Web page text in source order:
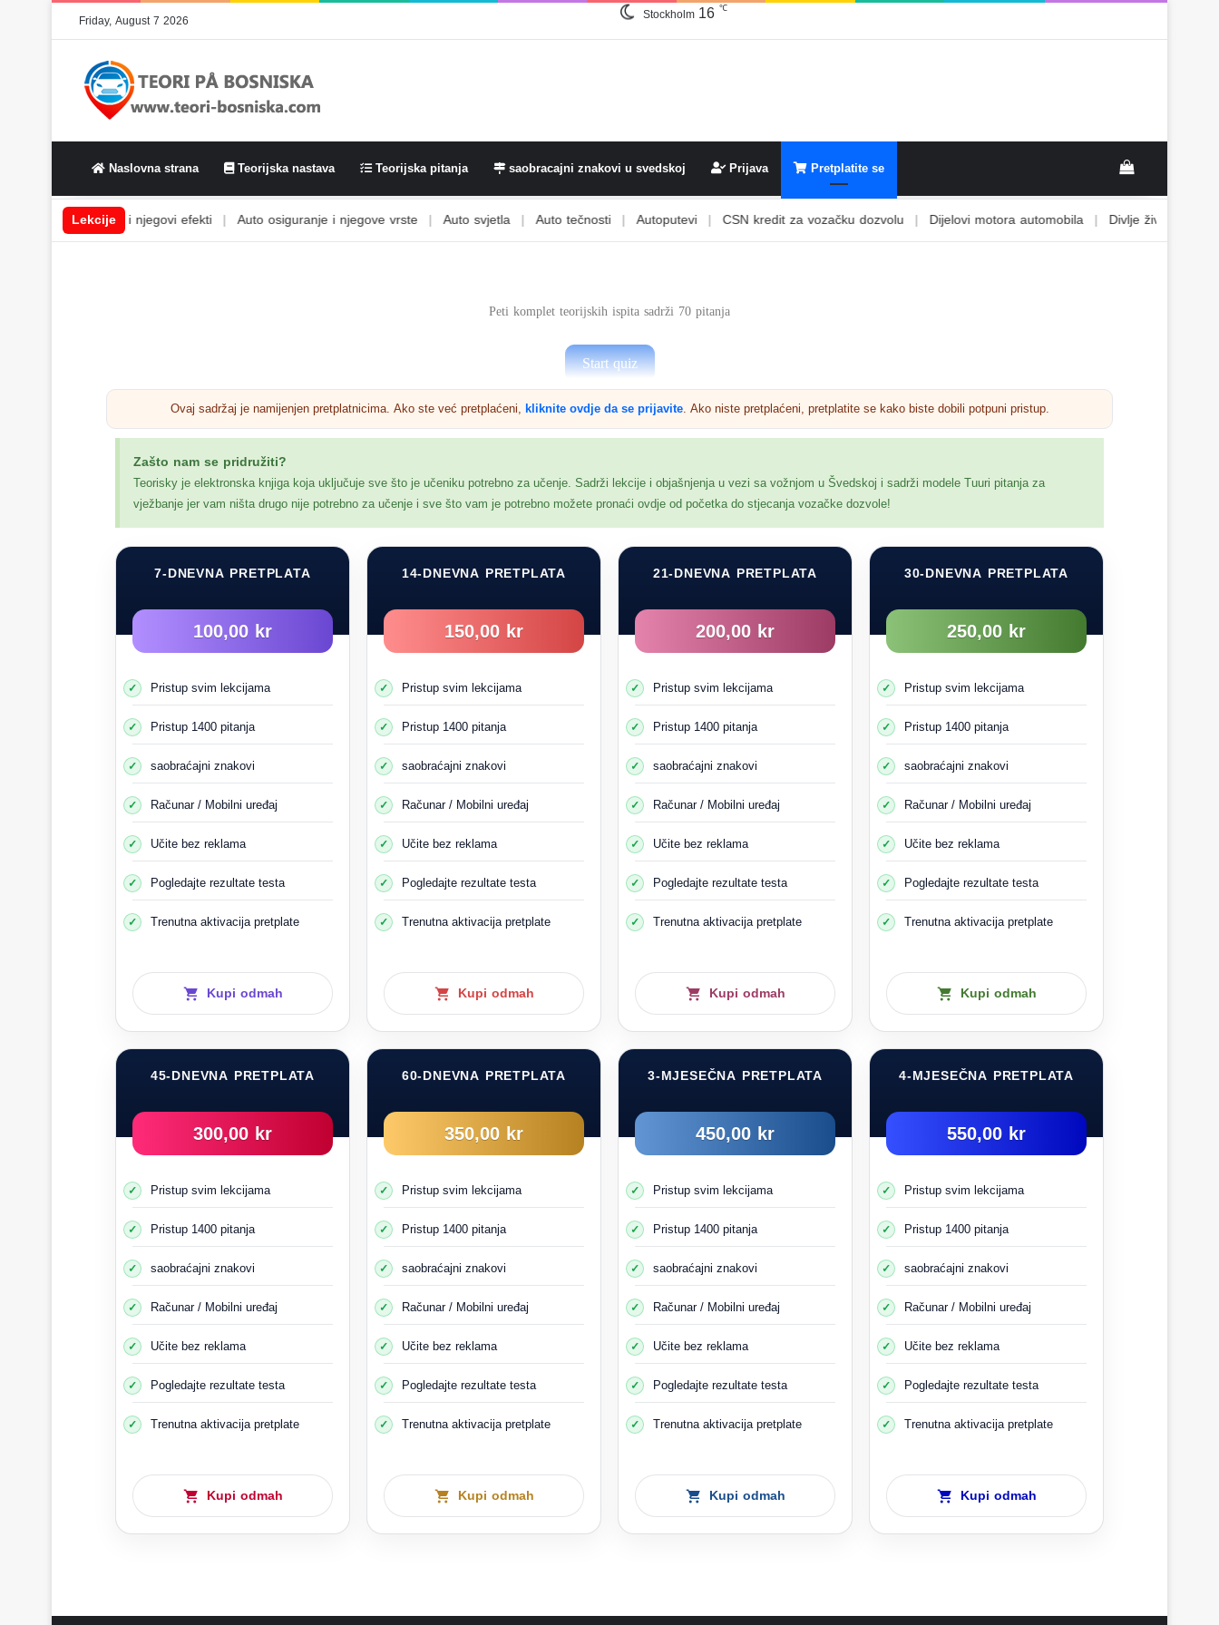
Friday, August 7 2026 Stockholm 16 ℃
Naslovna strana Teorijska nastava Teorijska pitanja saobracajni znakovi u svedskoj Prijava Pretplatite se
Lekcije
Alkohol i njegovi efekti | Auto osiguranje i njegove vrste | Auto svjetla | Auto tečnosti | Autoputevi | CSN kredit za vozačku dozvolu | Dijelovi motora automobila | Divlje životinje |
Peti komplet teorijskih ispita sadrži 70 pitanja
Prethodna grupa Trenutna grupa 5 Sledeća grupa
Ovaj sadržaj je namijenjen pretplatnicima. Ako ste već pretplaćeni, kliknite ovdje da se prijavite. Ako niste pretplaćeni, pretplatite se kako biste dobili potpuni pristup.
Zašto nam se pridružiti?
Teorisky je elektronska knjiga koja uključuje sve što je učeniku potrebno za učenje. Sadrži lekcije i objašnjenja u vezi sa vožnjom u Švedskoj i sadrži modele Tuuri pitanja za
vježbanje jer vam ništa drugo nije potrebno za učenje i sve što vam je potrebno možete pronaći ovdje od početka do stjecanja vozačke dozvole!
7-DNEVNA PRETPLATA
100,00 kr
Pristup svim lekcijama
Pristup 1400 pitanja
saobraćajni znakovi
Računar / Mobilni uređaj
Učite bez reklama
Pogledajte rezultate testa
Trenutna aktivacija pretplate
Kupi odmah
14-DNEVNA PRETPLATA
150,00 kr
Pristup svim lekcijama
Pristup 1400 pitanja
saobraćajni znakovi
Računar / Mobilni uređaj
Učite bez reklama
Pogledajte rezultate testa
Trenutna aktivacija pretplate
Kupi odmah
21-DNEVNA PRETPLATA
200,00 kr
Pristup svim lekcijama
Pristup 1400 pitanja
saobraćajni znakovi
Računar / Mobilni uređaj
Učite bez reklama
Pogledajte rezultate testa
Trenutna aktivacija pretplate
Kupi odmah
30-DNEVNA PRETPLATA
250,00 kr
Pristup svim lekcijama
Pristup 1400 pitanja
saobraćajni znakovi
Računar / Mobilni uređaj
Učite bez reklama
Pogledajte rezultate testa
Trenutna aktivacija pretplate
Kupi odmah
45-DNEVNA PRETPLATA
300,00 kr
Pristup svim lekcijama
Pristup 1400 pitanja
saobraćajni znakovi
Računar / Mobilni uređaj
Učite bez reklama
Pogledajte rezultate testa
Trenutna aktivacija pretplate
Kupi odmah
60-DNEVNA PRETPLATA
350,00 kr
Pristup svim lekcijama
Pristup 1400 pitanja
saobraćajni znakovi
Računar / Mobilni uređaj
Učite bez reklama
Pogledajte rezultate testa
Trenutna aktivacija pretplate
Kupi odmah
3-MJESEČNA PRETPLATA
450,00 kr
Pristup svim lekcijama
Pristup 1400 pitanja
saobraćajni znakovi
Računar / Mobilni uređaj
Učite bez reklama
Pogledajte rezultate testa
Trenutna aktivacija pretplate
Kupi odmah
4-MJESEČNA PRETPLATA
550,00 kr
Pristup svim lekcijama
Pristup 1400 pitanja
saobraćajni znakovi
Računar / Mobilni uređaj
Učite bez reklama
Pogledajte rezultate testa
Trenutna aktivacija pretplate
Kupi odmah